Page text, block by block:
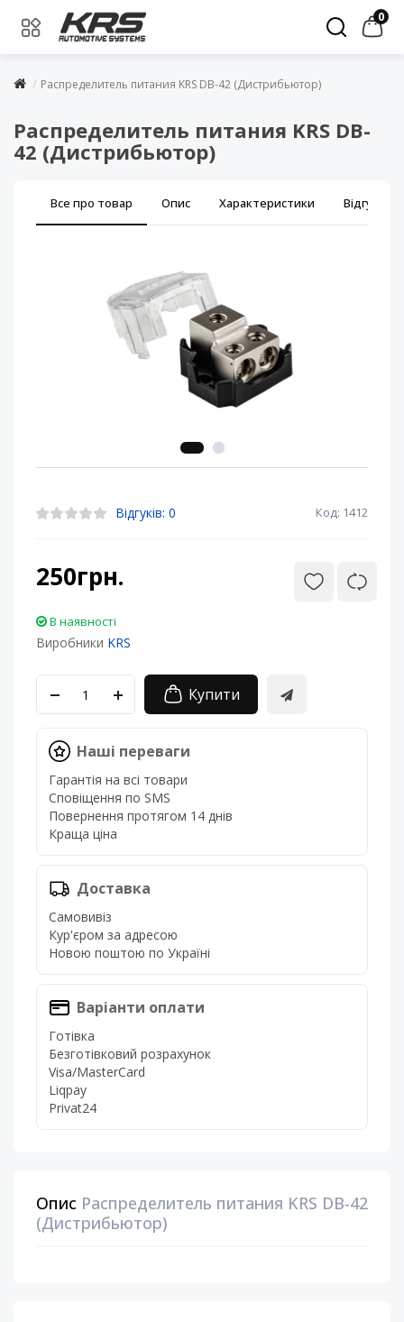
0
Распределитель питания KRS DB-42 (Дистрибьютор)
Распределитель питания KRS DB-
42 (Дистрибьютор)
Все про товар Опис Характеристики Відгуки (0)
Відгуків: 0 Код: 1412
250грн.
В наявності
Виробники KRS
Купити
Наші переваги
Гарантія на всі товари
Сповіщення по SMS
Повернення протягом 14 днів
Краща ціна
Доставка
Самовивіз
Кур'єром за адресою
Новою поштою по Україні
Варіанти оплати
Готівка
Безготівковий розрахунок
Visa/MasterCard
Liqpay
Privat24
Опис Распределитель питания KRS DB-42
(Дистрибьютор)